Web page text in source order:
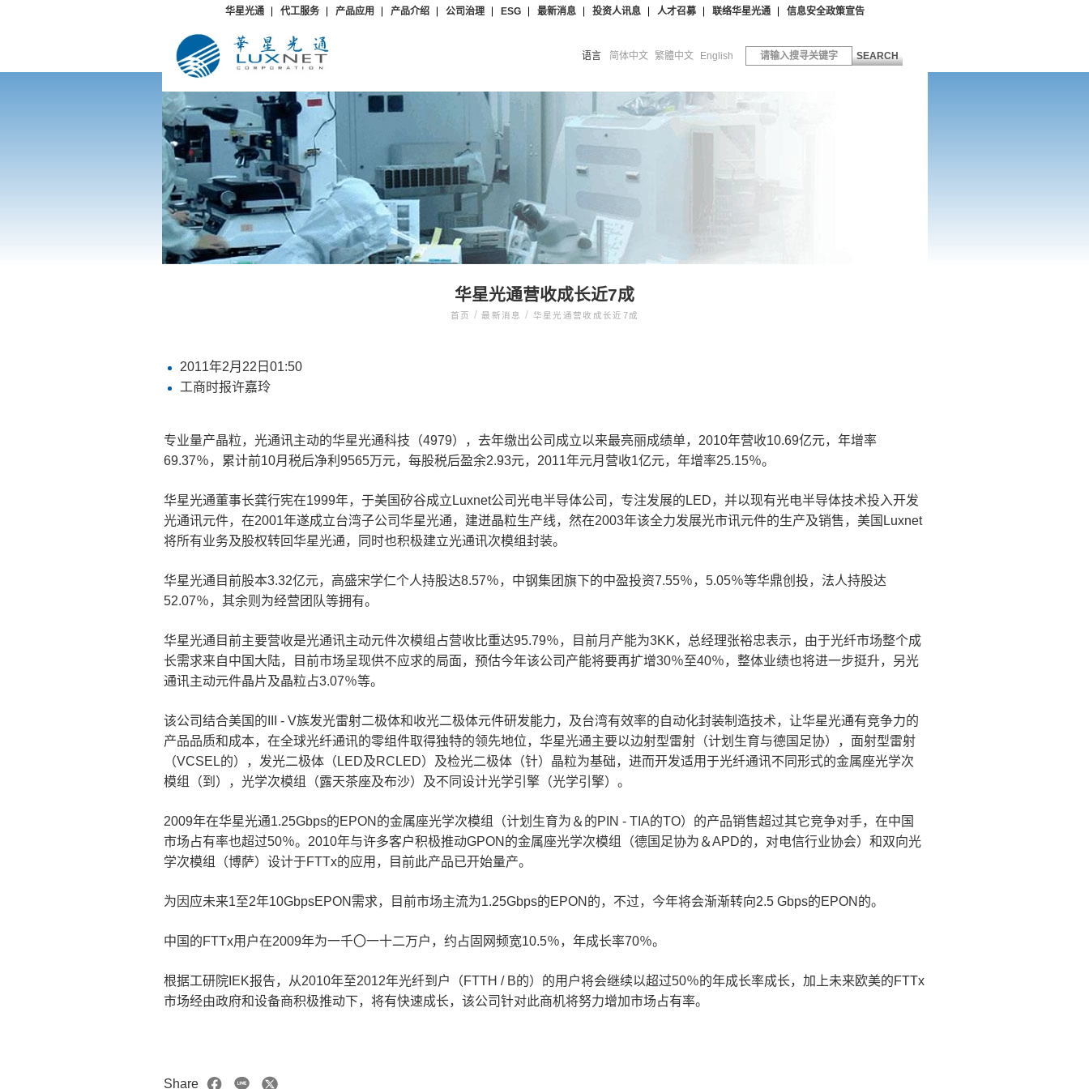
华星光通 代工服务 产品应用 产品介绍 公司治理 ESG 最新消息 投资人讯息 人才召募 联络华星光通 信息安全政策宣告
语言 简体中文 繁體中文 English SEARCH
华星光通营收成长近7成
首页 / 最新消息 / 华星光通营收成长近7成
2011年2月22日01:50
工商时报许嘉玲
专业量产晶粒，光通讯主动的华星光通科技（4979），去年缴出公司成立以来最亮丽成绩单，2010年营收10.69亿元，年增率
69.37％，累计前10月税后净利9565万元，每股税后盈余2.93元，2011年元月营收1亿元，年增率25.15％。
华星光通董事长龚行宪在1999年，于美国矽谷成立Luxnet公司光电半导体公司，专注发展的LED，并以现有光电半导体技术投入开发
光通讯元件，在2001年遂成立台湾子公司华星光通，建迸晶粒生产线，然在2003年该全力发展光市讯元件的生产及销售，美国Luxnet
将所有业务及股权转回华星光通，同时也积极建立光通讯次模组封装。
华星光通目前股本3.32亿元，高盛宋学仁个人持股达8.57％，中钢集团旗下的中盈投资7.55％，5.05％等华鼎创投，法人持股达
52.07％，其余则为经营团队等拥有。
华星光通目前主要营收是光通讯主动元件次模组占营收比重达95.79％，目前月产能为3KK，总经理张裕忠表示，由于光纤市场整个成
长需求来自中国大陆，目前市场呈现供不应求的局面，预估今年该公司产能将要再扩增30％至40％，整体业绩也将进一步挺升，另光
通讯主动元件晶片及晶粒占3.07％等。
该公司结合美国的III - V族发光雷射二极体和收光二极体元件研发能力，及台湾有效率的自动化封装制造技术，让华星光通有竞争力的
产品品质和成本，在全球光纤通讯的零组件取得独特的领先地位，华星光通主要以边射型雷射（计划生育与德国足协），面射型雷射
（VCSEL的），发光二极体（LED及RCLED）及检光二极体（针）晶粒为基础，进而开发适用于光纤通讯不同形式的金属座光学次
模组（到），光学次模组（露天茶座及布沙）及不同设计光学引擎（光学引擎）。
2009年在华星光通1.25Gbps的EPON的金属座光学次模组（计划生育为＆的PIN - TIA的TO）的产品销售超过其它竞争对手，在中国
市场占有率也超过50％。2010年与许多客户积极推动GPON的金属座光学次模组（德国足协为＆APD的，对电信行业协会）和双向光
学次模组（博萨）设计于FTTx的应用，目前此产品已开始量产。
为因应未来1至2年10GbpsEPON需求，目前市场主流为1.25Gbps的EPON的，不过，今年将会渐渐转向2.5 Gbps的EPON的。
中国的FTTx用户在2009年为一千〇一十二万户，约占固网频宽10.5％，年成长率70％。
根据工研院IEK报告，从2010年至2012年光纤到户（FTTH / B的）的用户将会继续以超过50％的年成长率成长，加上未来欧美的FTTx
市场经由政府和设备商积极推动下，将有快速成长，该公司针对此商机将努力增加市场占有率。
Share